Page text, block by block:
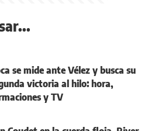
se mide ante Vélez y busca su
victoria al hilo: hora,
y TV